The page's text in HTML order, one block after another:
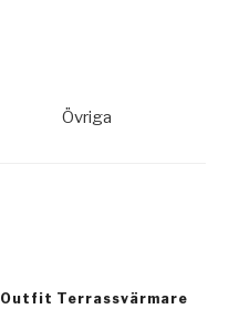
Övriga
Outfit Terrassvärmare